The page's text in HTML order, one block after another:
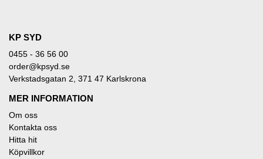
KP SYD
0455 - 36 56 00
order@kpsyd.se
Verkstadsgatan 2, 371 47 Karlskrona
MER INFORMATION
Om oss
Kontakta oss
Hitta hit
Köpvillkor